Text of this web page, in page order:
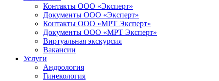
Контакты ООО «Эксперт»
Документы ООО «Эксперт»
Контакты ООО «МРТ Эксперт»
Документы ООО «МРТ Эксперт»
Виртуальная экскурсия
Вакансии
Услуги
Андрология
Гинекология